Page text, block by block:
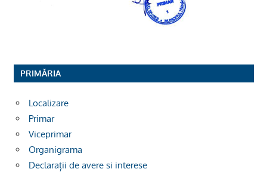
PRIMĂRIA
Localizare
Primar
Viceprimar
Organigrama
Declarații de avere si interese